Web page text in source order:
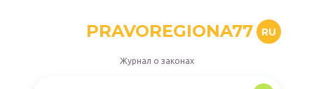
PRAVOREGIONA77 RU
Журнал о законах